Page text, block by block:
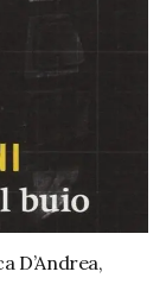
D’Andrea,